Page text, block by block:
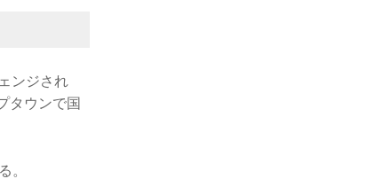
ンジされ
タウンで国
。